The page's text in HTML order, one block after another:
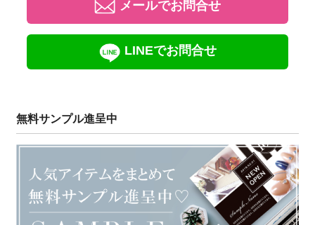
メールでお問合せ
LINEでお問合せ
無料サンプル進呈中